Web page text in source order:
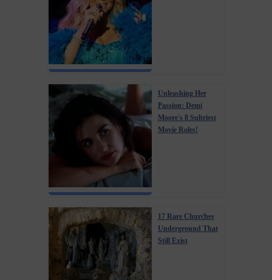
Unleashing Her
Passion: Demi
Moore's 8 Sultriest
Movie Roles!
17 Rare Churches
Underground That
Still Exist